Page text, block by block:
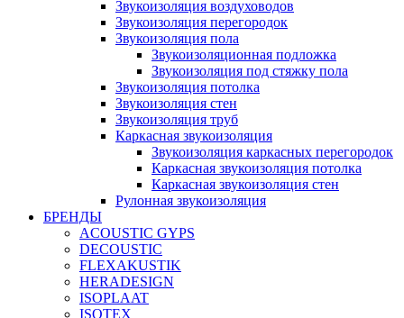
Звукоизоляция воздуховодов
Звукоизоляция перегородок
Звукоизоляция пола
Звукоизоляционная подложка
Звукоизоляция под стяжку пола
Звукоизоляция потолка
Звукоизоляция стен
Звукоизоляция труб
Каркасная звукоизоляция
Звукоизоляция каркасных перегородок
Каркасная звукоизоляция потолка
Каркасная звукоизоляция стен
Рулонная звукоизоляция
БРЕНДЫ
ACOUSTIC GYPS
DECOUSTIC
FLEXAKUSTIK
HERADESIGN
ISOPLAAT
ISOTEX